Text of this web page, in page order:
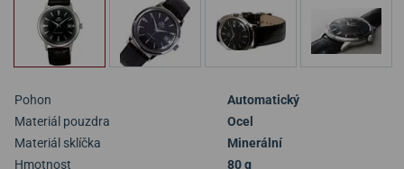
Pohon
Automatický
Materiál pouzdra
Ocel
Materiál sklíčka
Minerální
Hmotnost
80 g